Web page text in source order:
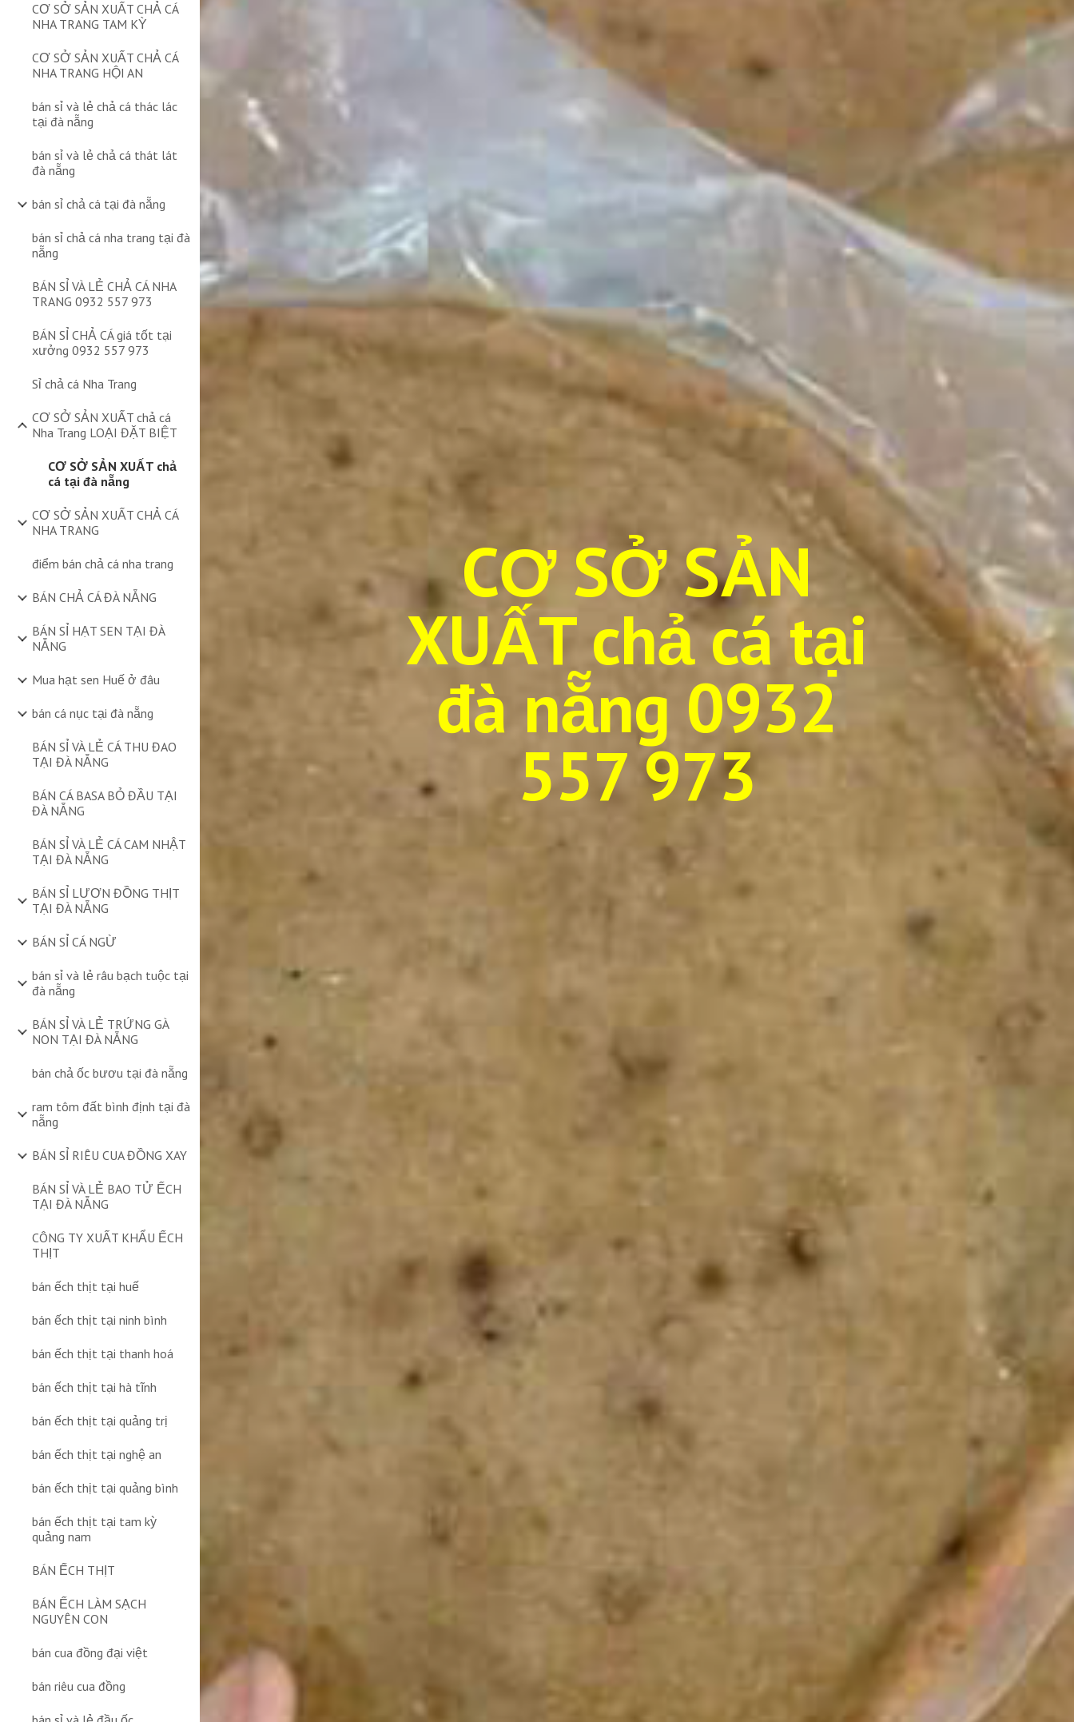
CƠ SỞ SẢN XUẤT CHẢ CÁ
NHA TRANG TAM KỲ
CƠ SỞ SẢN XUẤT CHẢ CÁ
NHA TRANG HỘI AN
bán sỉ và lẻ chả cá thác lác
tại đà nẵng
bán sỉ và lẻ chả cá thát lát
đà nẵng
bán sỉ chả cá tại đà nẵng
bán sỉ chả cá nha trang tại đà
nẵng
BÁN SỈ VÀ LẺ CHẢ CÁ NHA
TRANG 0932 557 973
BÁN SỈ CHẢ CÁ giá tốt tại
xưởng 0932 557 973
Sỉ chả cá Nha Trang
CƠ SỞ SẢN XUẤT chả cá
Nha Trang LOẠI ĐẶT BIỆT
CƠ SỞ SẢN XUẤT chả
cá tại đà nẵng
CƠ SỞ SẢN XUẤT CHẢ CÁ
NHA TRANG
điểm bán chả cá nha trang
BÁN CHẢ CÁ ĐÀ NẴNG
BÁN SỈ HẠT SEN TẠI ĐÀ
NẴNG
Mua hạt sen Huế ở đâu
bán cá nục tại đà nẵng
BÁN SỈ VÀ LẺ CÁ THU ĐAO
TẠI ĐÀ NẴNG
BÁN CÁ BASA BỎ ĐẦU TẠI
ĐÀ NẴNG
BÁN SỈ VÀ LẺ CÁ CAM NHẬT
TẠI ĐÀ NẴNG
BÁN SỈ LƯƠN ĐỒNG THỊT
TẠI ĐÀ NẴNG
BÁN SỈ CÁ NGỪ
bán sỉ và lẻ râu bạch tuộc tại
đà nẵng
BÁN SỈ VÀ LẺ TRỨNG GÀ
NON TẠI ĐÀ NẴNG
bán chả ốc bươu tại đà nẵng
ram tôm đất bình định tại đà
nẵng
BÁN SỈ RIÊU CUA ĐỒNG XAY
BÁN SỈ VÀ LẺ BAO TỬ ẾCH
TẠI ĐÀ NẴNG
CÔNG TY XUẤT KHẨU ẾCH
THỊT
bán ếch thịt tại huế
bán ếch thịt tại ninh bình
bán ếch thịt tại thanh hoá
bán ếch thịt tại hà tĩnh
bán ếch thịt tại quảng trị
bán ếch thịt tại nghệ an
bán ếch thịt tại quảng bình
bán ếch thịt tại tam kỳ
quảng nam
BÁN ẾCH THỊT
BÁN ẾCH LÀM SẠCH
NGUYÊN CON
bán cua đồng đại việt
bán riêu cua đồng
CƠ SỞ SẢN
XUẤT chả cá tại
đà nẵng 0932
557 973